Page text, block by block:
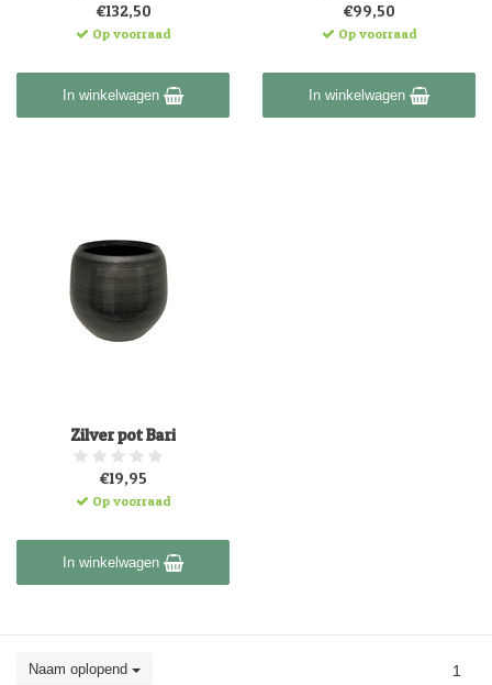
€132,50
Op voorraad
In winkelwagen
€99,50
Op voorraad
In winkelwagen
Zilver pot Bari
€19,95
Op voorraad
In winkelwagen
Naam oplopend 1